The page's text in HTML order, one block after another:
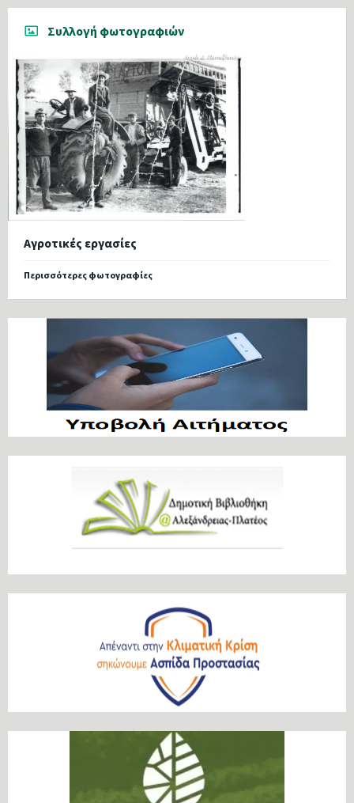
Συλλογή φωτογραφιών
Αγροτικές εργασίες
Περισσότερες φωτογραφίες